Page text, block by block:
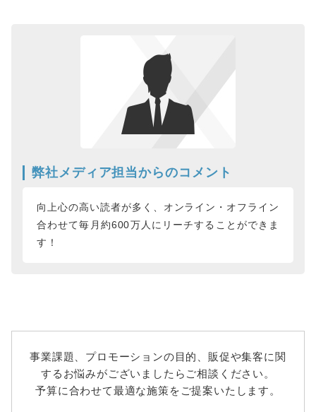
弊社メディア担当からのコメント
向上心の高い読者が多く、オンライン・オフライン
合わせて毎月約600万人にリーチすることができま
す！
事業課題、プロモーションの目的、販促や集客に関
するお悩みがございましたらご相談ください。
予算に合わせて最適な施策をご提案いたします。